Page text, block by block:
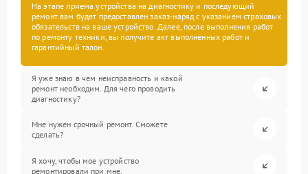
На этапе приема устройства на диагностику и последующий
ремонт вам будет предоставлен заказ-наряд с указанием страховых
обязательств на ваше устройство. Далее, после выполнения работ
по ремонту техники, вы получите акт выполненных работ и
гарантийный талон.
Я уже знаю в чем неисправность и какой
ремонт необходим. Для чего проводить
диагностику?
Мне нужен срочный ремонт. Сможете
сделать?
Я хочу, чтобы мое устройство
ремонтировали при мне.